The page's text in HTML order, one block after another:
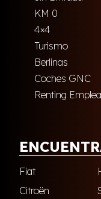
KM 0
4×4
Turismo
Berlinas
Coches GNC
Renting
Fiat
Citroën